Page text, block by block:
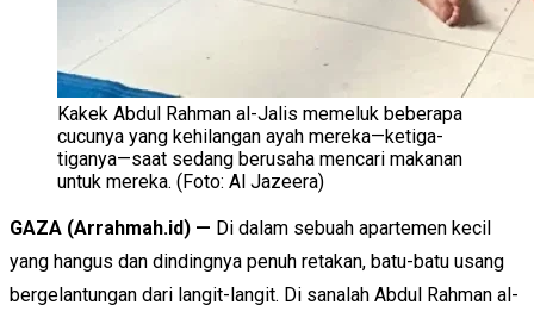
Kakek Abdul Rahman al-Jalis memeluk beberapa
cucunya yang kehilangan ayah mereka—ketiga-
tiganya—saat sedang berusaha mencari makanan
untuk mereka. (Foto: Al Jazeera)
GAZA (Arrahmah.id) — Di dalam sebuah apartemen kecil
yang hangus dan dindingnya penuh retakan, batu-batu usang
bergelantungan dari langit-langit. Di sanalah Abdul Rahman al-